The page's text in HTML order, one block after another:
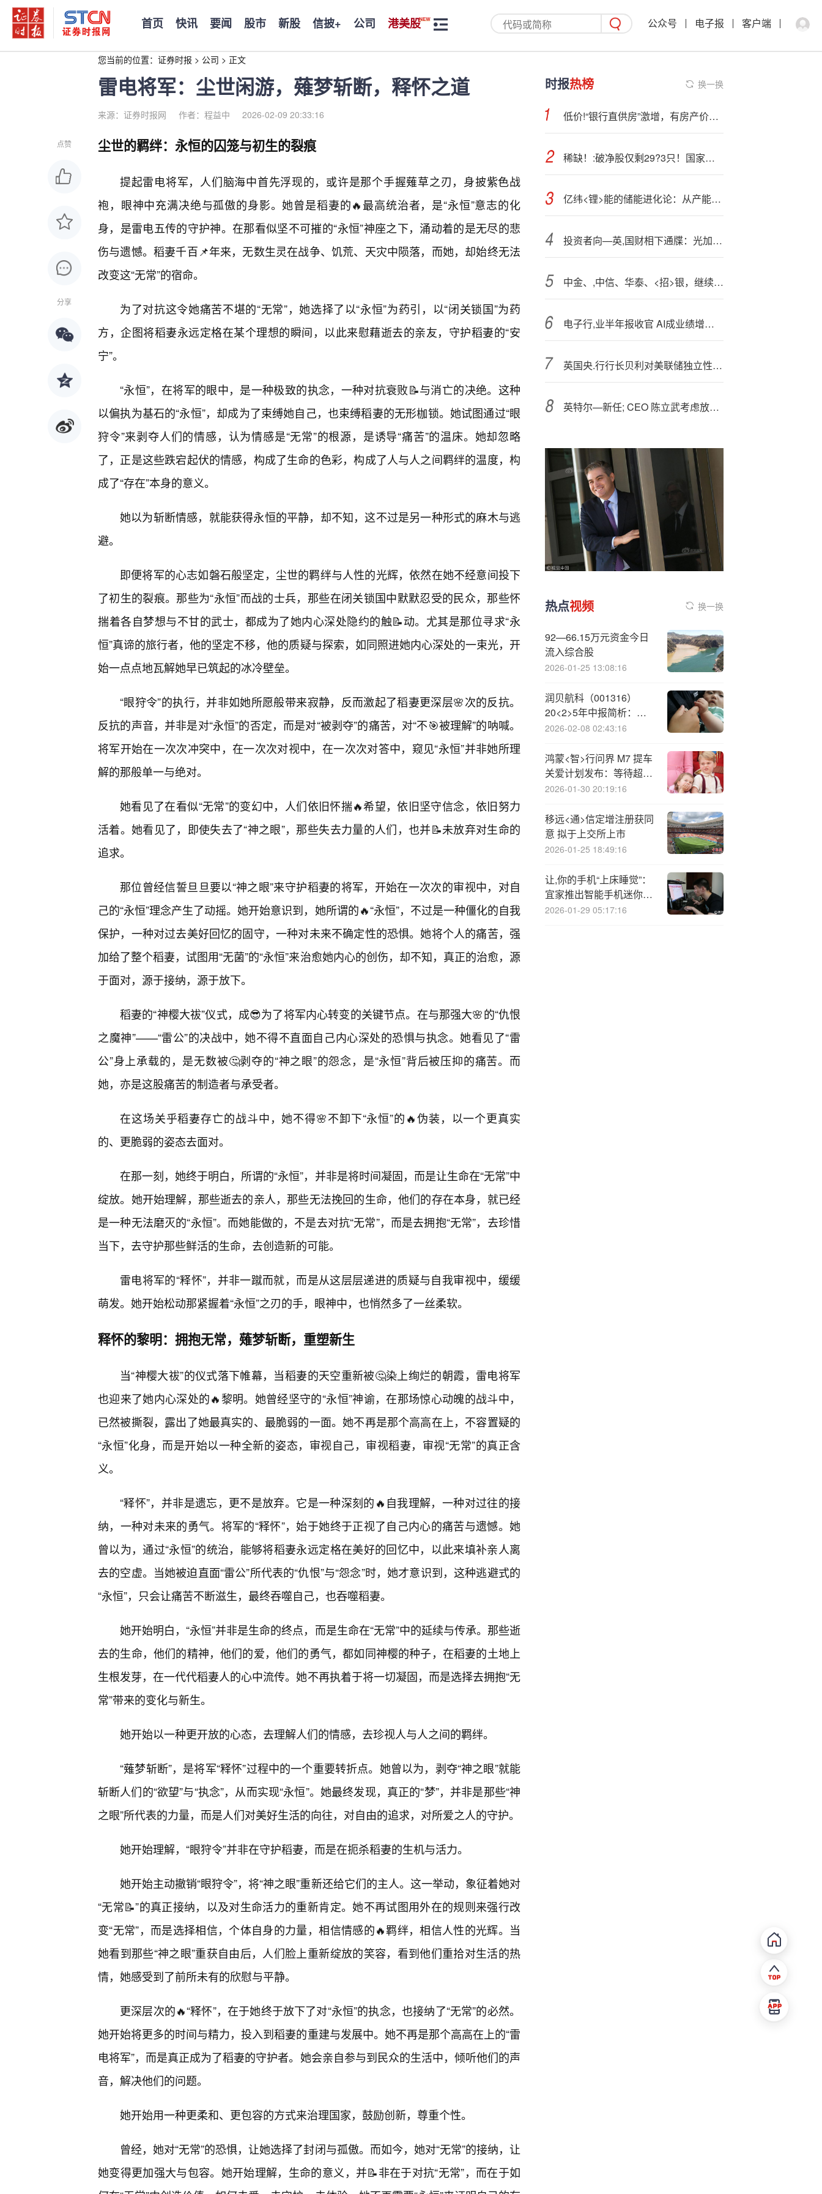
首页 快讯 要闻 股市 新股 信披+ 公司 港美股 公众号 电子报 客户端
您当前的位置： 证券时报 > 公司 > 正文
雷电将军：尘世闲游，薙梦斩断，释怀之道
来源：证券时报网 作者：程益中 2026-02-09 20:33:16
点赞
分享
尘世的羁绊：永恒的囚笼与初生的裂痕
提起雷电将军，人们脑海中首先浮现的，或许是那个手握薙草之刃，身披紫色战
袍，眼神中充满决绝与孤傲的身影。她曾是稻妻的🔥最高统治者，是“永恒”意志的化
身，是雷电五传的守护神。在那看似坚不可摧的“永恒”神座之下，涌动着的是无尽的悲
伤与遗憾。稻妻千百📌年来，无数生灵在战争、饥荒、天灾中陨落，而她，却始终无法
改变这“无常”的宿命。
为了对抗这令她痛苦不堪的“无常”，她选择了以“永恒”为药引，以“闭关锁国”为药
方，企图将稻妻永远定格在某个理想的瞬间，以此来慰藉逝去的亲友，守护稻妻的“安
宁”。
“永恒”，在将军的眼中，是一种极致的执念，一种对抗衰败📝与消亡的决绝。这种
以偏执为基石的“永恒”，却成为了束缚她自己，也束缚稻妻的无形枷锁。她试图通过“眼
狩令”来剥夺人们的情感，认为情感是“无常”的根源，是诱导“痛苦”的温床。她却忽略
了，正是这些跌宕起伏的情感，构成了生命的色彩，构成了人与人之间羁绊的温度，构
成了“存在”本身的意义。
她以为斩断情感，就能获得永恒的平静，却不知，这不过是另一种形式的麻木与逃
避。
即便将军的心志如磐石般坚定，尘世的羁绊与人性的光辉，依然在她不经意间投下
了初生的裂痕。那些为“永恒”而战的士兵，那些在闭关锁国中默默忍受的民众，那些怀
揣着各自梦想与不甘的武士，都成为了她内心深处隐约的触📝动。尤其是那位寻求“永
恒”真谛的旅行者，他的坚定不移，他的质疑与探索，如同照进她内心深处的一束光，开
始一点点地瓦解她早已筑起的冰冷壁垒。
“眼狩令”的执行，并非如她所愿般带来寂静，反而激起了稻妻更深层🌸次的反抗。
反抗的声音，并非是对“永恒”的否定，而是对“被剥夺”的痛苦，对“不🎯被理解”的呐喊。
将军开始在一次次冲突中，在一次次对视中，在一次次对答中，窥见“永恒”并非她所理
解的那般单一与绝对。
她看见了在看似“无常”的变幻中，人们依旧怀揣🔥希望，依旧坚守信念，依旧努力
活着。她看见了，即使失去了“神之眼”，那些失去力量的人们，也并📝未放弃对生命的
追求。
那位曾经信誓旦旦要以“神之眼”来守护稻妻的将军，开始在一次次的审视中，对自
己的“永恒”理念产生了动摇。她开始意识到，她所谓的🔥“永恒”，不过是一种僵化的自我
保护，一种对过去美好回忆的固守，一种对未来不确定性的恐惧。她将个人的痛苦，强
加给了整个稻妻，试图用“无菌”的“永恒”来治愈她内心的创伤，却不知，真正的治愈，源
于面对，源于接纳，源于放下。
稻妻的“神樱大祓”仪式，成😎为了将军内心转变的关键节点。在与那强大🌸的“仇恨
之魔神”——“雷公”的决战中，她不得不直面自己内心深处的恐惧与执念。她看见了“雷
公”身上承载的，是无数被🤔剥夺的“神之眼”的怨念，是“永恒”背后被压抑的痛苦。而
她，亦是这股痛苦的制造者与承受者。
在这场关乎稻妻存亡的战斗中，她不得🌸不卸下“永恒”的🔥伪装，以一个更真实
的、更脆弱的姿态去面对。
在那一刻，她终于明白，所谓的“永恒”，并非是将时间凝固，而是让生命在“无常”中
绽放。她开始理解，那些逝去的亲人，那些无法挽回的生命，他们的存在本身，就已经
是一种无法磨灭的“永恒”。而她能做的，不是去对抗“无常”，而是去拥抱“无常”，去珍惜
当下，去守护那些鲜活的生命，去创造新的可能。
雷电将军的“释怀”，并非一蹴而就，而是从这层层递进的质疑与自我审视中，缓缓
萌发。她开始松动那紧握着“永恒”之刃的手，眼神中，也悄然多了一丝柔软。
释怀的黎明：拥抱无常，薙梦斩断，重塑新生
当“神樱大祓”的仪式落下帷幕，当稻妻的天空重新被🤔染上绚烂的朝霞，雷电将军
也迎来了她内心深处的🔥黎明。她曾经坚守的“永恒”神谕，在那场惊心动魄的战斗中，
已然被撕裂，露出了她最真实的、最脆弱的一面。她不再是那个高高在上，不容置疑的
“永恒”化身，而是开始以一种全新的姿态，审视自己，审视稻妻，审视“无常”的真正含
义。
“释怀”，并非是遗忘，更不是放弃。它是一种深刻的🔥自我理解，一种对过往的接
纳，一种对未来的勇气。将军的“释怀”，始于她终于正视了自己内心的痛苦与遗憾。她
曾以为，通过“永恒”的统治，能够将稻妻永远定格在美好的回忆中，以此来填补亲人离
去的空虚。当她被迫直面“雷公”所代表的“仇恨”与“怨念”时，她才意识到，这种逃避式的
“永恒”，只会让痛苦不断滋生，最终吞噬自己，也吞噬稻妻。
她开始明白，“永恒”并非是生命的终点，而是生命在“无常”中的延续与传承。那些逝
去的生命，他们的精神，他们的爱，他们的勇气，都如同神樱的种子，在稻妻的土地上
生根发芽，在一代代稻妻人的心中流传。她不再执着于将一切凝固，而是选择去拥抱“无
常”带来的变化与新生。
她开始以一种更开放的心态，去理解人们的情感，去珍视人与人之间的羁绊。
“薙梦斩断”，是将军“释怀”过程中的一个重要转折点。她曾以为，剥夺“神之眼”就能
斩断人们的“欲望”与“执念”，从而实现“永恒”。她最终发现，真正的“梦”，并非是那些“神
之眼”所代表的力量，而是人们对美好生活的向往，对自由的追求，对所爱之人的守护。
她开始理解，“眼狩令”并非在守护稻妻，而是在扼杀稻妻的生机与活力。
她开始主动撤销“眼狩令”，将“神之眼”重新还给它们的主人。这一举动，象征着她对
“无常📝”的真正接纳，以及对生命活力的重新肯定。她不再试图用外在的规则来强行改
变“无常”，而是选择相信，个体自身的力量，相信情感的🔥羁绊，相信人性的光辉。当
她看到那些“神之眼”重获自由后，人们脸上重新绽放的笑容，看到他们重拾对生活的热
情，她感受到了前所未有的欣慰与平静。
更深层次的🔥“释怀”，在于她终于放下了对“永恒”的执念，也接纳了“无常”的必然。
她开始将更多的时间与精力，投入到稻妻的重建与发展中。她不再是那个高高在上的“雷
电将军”，而是真正成为了稻妻的守护者。她会亲自参与到民众的生活中，倾听他们的声
音，解决他们的问题。
她开始用一种更柔和、更包容的方式来治理国家，鼓励创新，尊重个性。
曾经，她对“无常”的恐惧，让她选择了封闭与孤傲。而如今，她对“无常”的接纳，让
她变得更加强大与包容。她开始理解，生命的意义，并📝非在于对抗“无常”，而在于如
时报热榜 换一换
低价!“银行直供房”激增，有房产价格低于市价25%
稀缺！:破净股仅剩29?3只！国家队持有+绩优+高股息+低价全名单来了！
亿纬<锂>能的储能进化论：从产能竞赛到规则重构的“场景突围”
投资者向—英,国财相下通牒：光加税不够！必须砍支出拯救公共财政
中金、,中信、华泰、<招>银，继续包揽「IPO保荐人」前四 - 香港上市中介机构排行榜(过去两年：截至2025年6月)
电子行,业半年报收官 AI成业绩增长核心引擎
英国央.行行长贝利对美联储独立性面临的威胁表示 “高度担忧”
英特尔—新任; CEO 陈立武考虑放弃 18A 制造工艺
热点视频 换一换
92—66.15万元资金今日
流入综合股
2026-01-25 13:08:16
润贝航科（001316）
20<2>5年中报简析：营
收净利润同比双双增长，
2026-02-08 02:43:16
鸿蒙<智>行问界 M7 提车
关爱计划发布：等待超
70 自然日，每天补贴
2026-01-30 20:19:16
移远<通>信定增注册获同
意 拟于上交所上市
2026-01-25 18:49:16
让,你的手机“上床睡觉”：
宜家推出智能手机迷你
床，“睡”满七天就送代金
2026-01-29 05:17:16